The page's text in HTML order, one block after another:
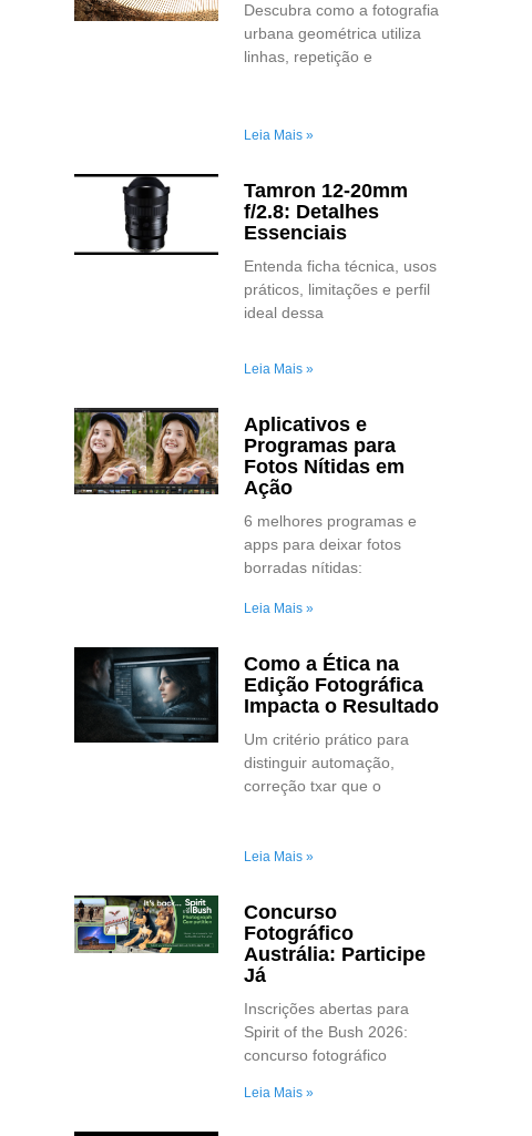
Descubra como a fotografia
urbana geométrica utiliza
linhas, repetição e
Leia Mais »
Tamron 12-20mm
f/2.8: Detalhes
Essenciais
Entenda ficha técnica, usos
práticos, limitações e perfil
ideal dessa
Leia Mais »
Aplicativos e
Programas para
Fotos Nítidas em
Ação
6 melhores programas e
apps para deixar fotos
borradas nítidas:
Leia Mais »
Como a Ética na
Edição Fotográfica
Impacta o Resultado
Um critério prático para
distinguir automação,
correção txar que o
Leia Mais »
Concurso
Fotográfico
Austrália: Participe
Já
Inscrições abertas para
Spirit of the Bush 2026:
concurso fotográfico
Leia Mais »